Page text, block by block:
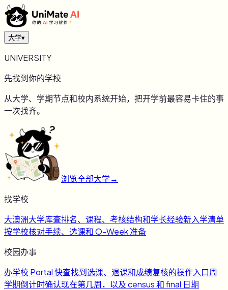
大学▾
UNIVERSITY
先找到你的学校
从大学、学期节点和校内系统开始，把开学前最容易卡住的事
一次找齐。
浏览全部大学→
找学校
大澳洲大学库查排名、课程、考核结构和学长经验新入学清单
按学校核对手续、选课和 O-Week 准备
校园办事
办学校 Portal 快查找到选课、退课和成绩复核的操作入口周
学期倒计时确认现在第几周，以及 census 和 final 日期